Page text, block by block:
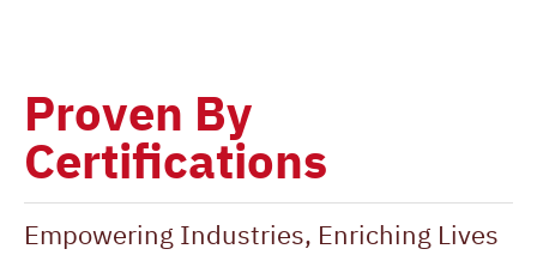
Proven By
Certifications
Empowering Industries, Enriching Lives